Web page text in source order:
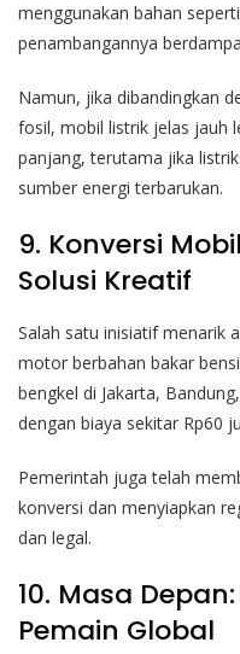
menggunakan bahan
penambangannya
Namun, jika dibandingkan
fosil, mobil listrik jelas jauh
panjang, terutama jika
sumber energi terbarukan.
9. Konversi
Solusi Kreatif
Salah satu inisiatif menarik
motor berbahan bakar
bengkel di Jakarta,
dengan biaya sekitar Rp60
Pemerintah juga telah
konversi dan menyiapkan
dan legal.
10. Masa
Pemain Global